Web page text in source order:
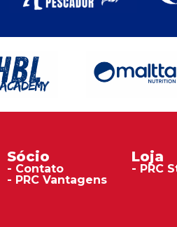
Sócio
- Contato
- PRC Vantagens
Loja
- PRC